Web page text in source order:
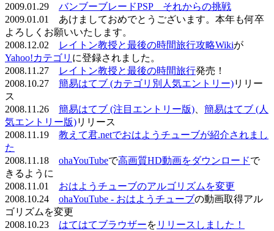
2009.01.29 バンブーブレードPSP それからの挑戦
2009.01.01 あけましておめでとうございます。本年も何卒
よろしくお願いいたします。
2008.12.02
レイトン教授と最後の時間旅行攻略Wikiが
Yahoo!カテゴリ に登録されました。
2008.11.27
レイトン教授と最後の時間旅行発売！
2008.10.27 簡易はてブ (カテゴリ別人気エントリー)リリー
ス
2008.11.26 簡易はてブ (注目エントリー版)
簡易はてブ (人
気エントリー版)リリース
2008.11.19 教えて君.netでおはようチューブが紹介されまし
た
2008.11.18 ohaYouTubeで高画質HD動画をダウンロードで
きるように
2008.11.01 おはようチューブのアルゴリズムを変更
2008.10.24 ohaYouTube - おはようチューブの動画取得アル
ゴリズムを変更
2008.10.23 はてはてブラウザーを リリースしました！